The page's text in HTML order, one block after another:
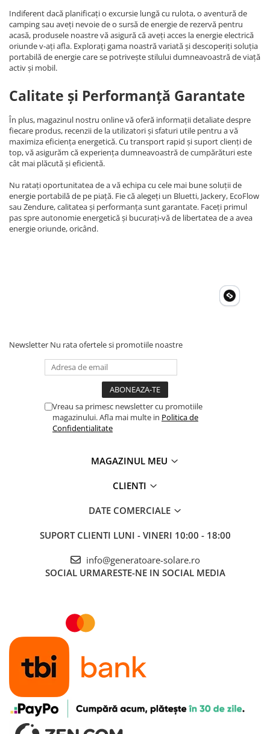
Indiferent dacă planificați o excursie lungă cu rulota, o aventură de
camping sau aveți nevoie de o sursă de energie de rezervă pentru
acasă, produsele noastre vă asigură că aveți acces la energie electrică
oriunde v-ați afla. Explorați gama noastră variată și descoperiți soluția
portabilă de energie care se potrivește stilului dumneavoastră de viață
activ și mobil.
Calitate și Performanță Garantate
În plus, magazinul nostru online vă oferă informații detaliate despre
fiecare produs, recenzii de la utilizatori și sfaturi utile pentru a vă
maximiza eficiența energetică. Cu transport rapid și suport clienți de
top, vă asigurăm că experiența dumneavoastră de cumpărături este
cât mai plăcută și eficientă.
Nu ratați oportunitatea de a vă echipa cu cele mai bune soluții de
energie portabilă de pe piață. Fie că alegeți un Bluetti, Jackery, EcoFlow
sau Zendure, calitatea și performanța sunt garantate. Faceți primul
pas spre autonomie energetică și bucurați-vă de libertatea de a avea
energie oriunde, oricând.
Newsletter Nu rata ofertele si promotiile noastre
Vreau sa primesc newsletter cu promotiile
magazinului. Afla mai multe in Politica de
Confidentialitate
MAGAZINUL MEU
CLIENTI
DATE COMERCIALE
SUPORT CLIENTI LUNI - VINERI 10:00 - 18:00
info@generatoare-solare.ro
SOCIAL URMARESTE-NE IN SOCIAL MEDIA